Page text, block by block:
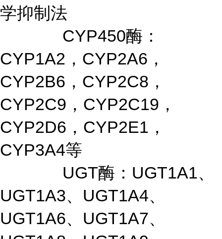
学抑制法
CYP450酶：
CYP1A2，CYP2A6，
CYP2B6，CYP2C8，
CYP2C9，CYP2C19，
CYP2D6，CYP2E1，
CYP3A4等
UGT酶：UGT1A1、
UGT1A3、UGT1A4、
UGT1A6、UGT1A7、